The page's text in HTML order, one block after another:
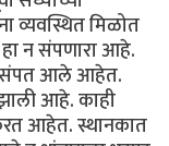
व्यवस्थित मिळोत
हा न संपणारा आहे.
संपत आले आहेत.
आहे. काही
करत आहेत. स्थानकात